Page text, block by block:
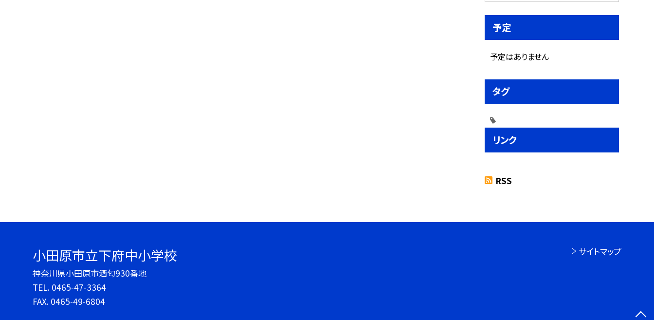
予定
予定はありません
タグ
リンク
RSS
小田原市立下府中小学校
神奈川県小田原市酒匂930番地
TEL. 0465-47-3364
FAX. 0465-49-6804
サイトマップ